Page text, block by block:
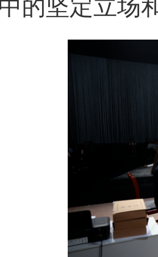
的坚定立场